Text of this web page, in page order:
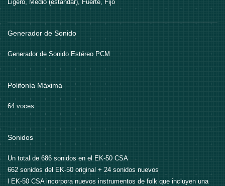
Ligero, Medio (estándar), Fuerte, Fijo
Generador de Sonido
Generador de Sonido Estéreo PCM
Polifonía Máxima
64 voces
Sonidos
Un total de 686 sonidos en el EK-50 CSA
662 sonidos del EK-50 original + 24 sonidos nuevos
l EK-50 CSA incorpora nuevos instrumentos de folk que incluyen una